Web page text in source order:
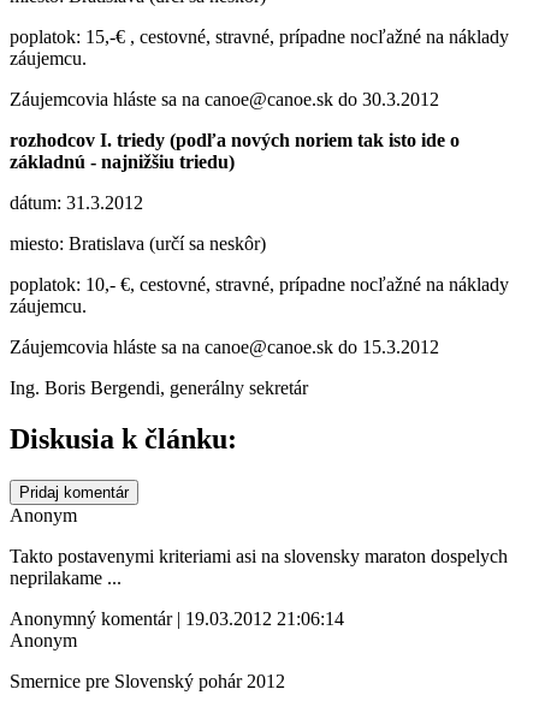
poplatok: 15,-€ , cestovné, stravné, prípadne nocľažné na náklady
záujemcu.
Záujemcovia hláste sa na canoe@canoe.sk do 30.3.2012
rozhodcov I. triedy (podľa nových noriem tak isto ide o
základnú - najnižšiu triedu)
dátum: 31.3.2012
miesto: Bratislava (určí sa neskôr)
poplatok: 10,- €, cestovné, stravné, prípadne nocľažné na náklady
záujemcu.
Záujemcovia hláste sa na canoe@canoe.sk do 15.3.2012
Ing. Boris Bergendi, generálny sekretár
Diskusia k článku:
Pridaj komentár
Anonym
Takto postavenymi kriteriami asi na slovensky maraton dospelych
neprilakame ...
Anonymný komentár | 19.03.2012 21:06:14
Anonym
Smernice pre Slovenský pohár 2012